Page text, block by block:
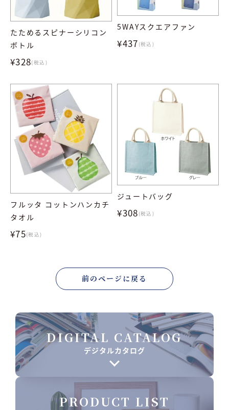
たためるスピナーシリコン
ボトル
¥328(税込)
5WAYスクエアファン
¥437 (税込)
フルッタ コットンハンカチ
タオル
¥75(税込)
ジュートバッグ
¥308 (税込)
前のページに戻る
DIGITAL CATALOG
デジタルカタログ
PRODUCT LIST